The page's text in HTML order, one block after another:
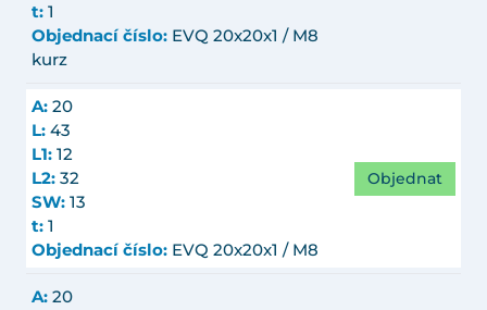
t: 1
Objednací číslo: EVQ 20x20x1 / M8
kurz
A: 20
L: 43
L1: 12
L2: 32
SW: 13
t: 1
Objednací číslo: EVQ 20x20x1 / M8
Objednat
A: 20